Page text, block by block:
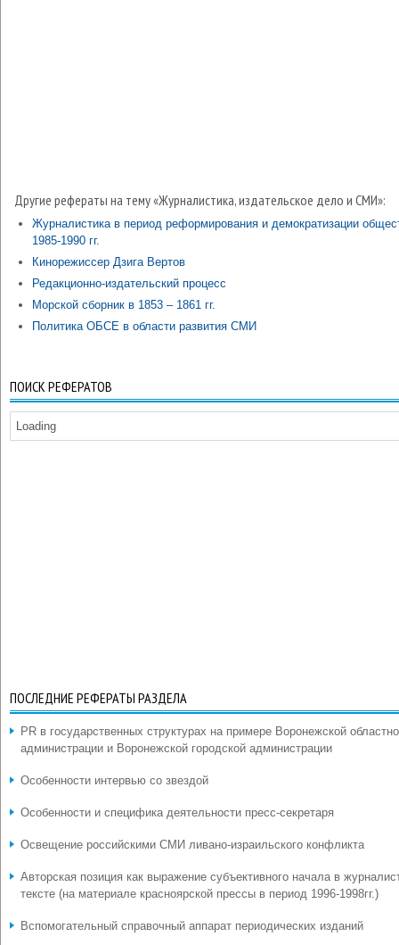
Другие рефераты на тему «Журналистика, издательское дело и СМИ»:
Журналистика в период реформирования и демократизации
1985-1990 гг.
Кинорежиссер Дзига Вертов
Редакционно-издательский процесс
Морской сборник в 1853 – 1861 гг.
Политика ОБСЕ в области развития СМИ
ПОИСК РЕФЕРАТОВ
Loading
ПОСЛЕДНИЕ РЕФЕРАТЫ РАЗДЕЛА
PR в государственных структурах на примере Воронежской
администрации и Воронежской городской администрации
Особенности интервью со звездой
Особенности и специфика деятельности пресс-секретаря
Освещение российскими СМИ ливано-израильского конфликта
Авторская позиция как выражение субъективного начала в
тексте (на материале красноярской прессы в период 1996-1998гг.)
Вспомогательный справочный аппарат периодических изданий